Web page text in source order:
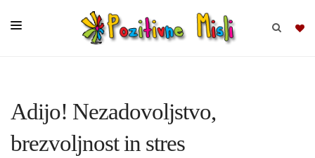
SKUPINE
MISLI
Adijo! Nezadovoljstvo,
brezvoljnost in stres